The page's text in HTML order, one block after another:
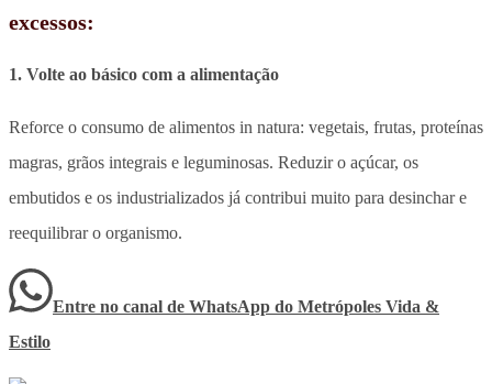
excessos:
1. Volte ao básico com a alimentação
Reforce o consumo de alimentos in natura: vegetais, frutas, proteínas
magras, grãos integrais e leguminosas. Reduzir o açúcar, os
embutidos e os industrializados já contribui muito para desinchar e
reequilibrar o organismo.
Entre no canal de WhatsApp do Metrópoles Vida &
Estilo